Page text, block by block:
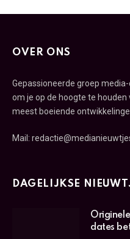
OVER ONS
Gepassioneerde groep
om je op de hoogte te
meest boeiende
Mail:
DAGELIJKSE
dates